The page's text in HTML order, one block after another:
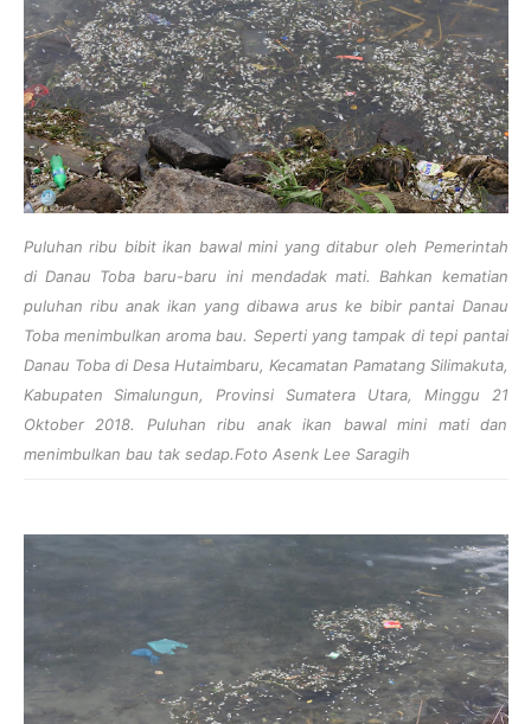
Puluhan ribu bibit ikan bawal mini yang ditabur oleh Pemerintah
di Danau Toba baru-baru ini mendadak mati. Bahkan kematian
puluhan ribu anak ikan yang dibawa arus ke bibir pantai Danau
Toba menimbulkan aroma bau. Seperti yang tampak di tepi pantai
Danau Toba di Desa Hutaimbaru, Kecamatan Pamatang Silimakuta,
Kabupaten Simalungun, Provinsi Sumatera Utara, Minggu 21
Oktober 2018. Puluhan ribu anak ikan bawal mini mati dan
menimbulkan bau tak sedap.Foto Asenk Lee Saragih